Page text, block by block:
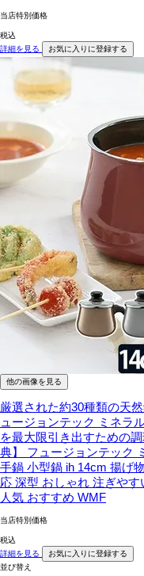
当店特別価格
税込
詳細を見る
お気に入りに登録する
他の画像を見る
厳選された約30種類の天
ュージョンテック ミネラ
を最大限引き出すための調
典】 フュージョンテック
手鍋 小型鍋 ih 14cm 揚げ
応 深型 おしゃれ 注ぎや
人気 おすすめ WMF
当店特別価格
税込
詳細を見る
お気に入りに登録する
並び替え